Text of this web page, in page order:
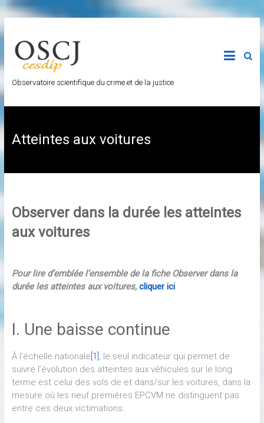
Skip
to
content
Observatoire scientifique du crime et de la justice
Atteintes aux voitures
Observer dans la durée les atteintes
aux voitures
Pour lire d’emblée l’ensemble de la fiche Observer dans la
durée les atteintes aux voitures, cliquer ici
I. Une baisse continue
À l’échelle nationale [1] , le seul indicateur qui permet de
suivre l’évolution des atteintes aux véhicules sur le long
terme est celui des vols de et dans/sur les voitures, dans la
mesure où les neuf premières EPCVM ne distinguent pas
entre ces deux victimations.